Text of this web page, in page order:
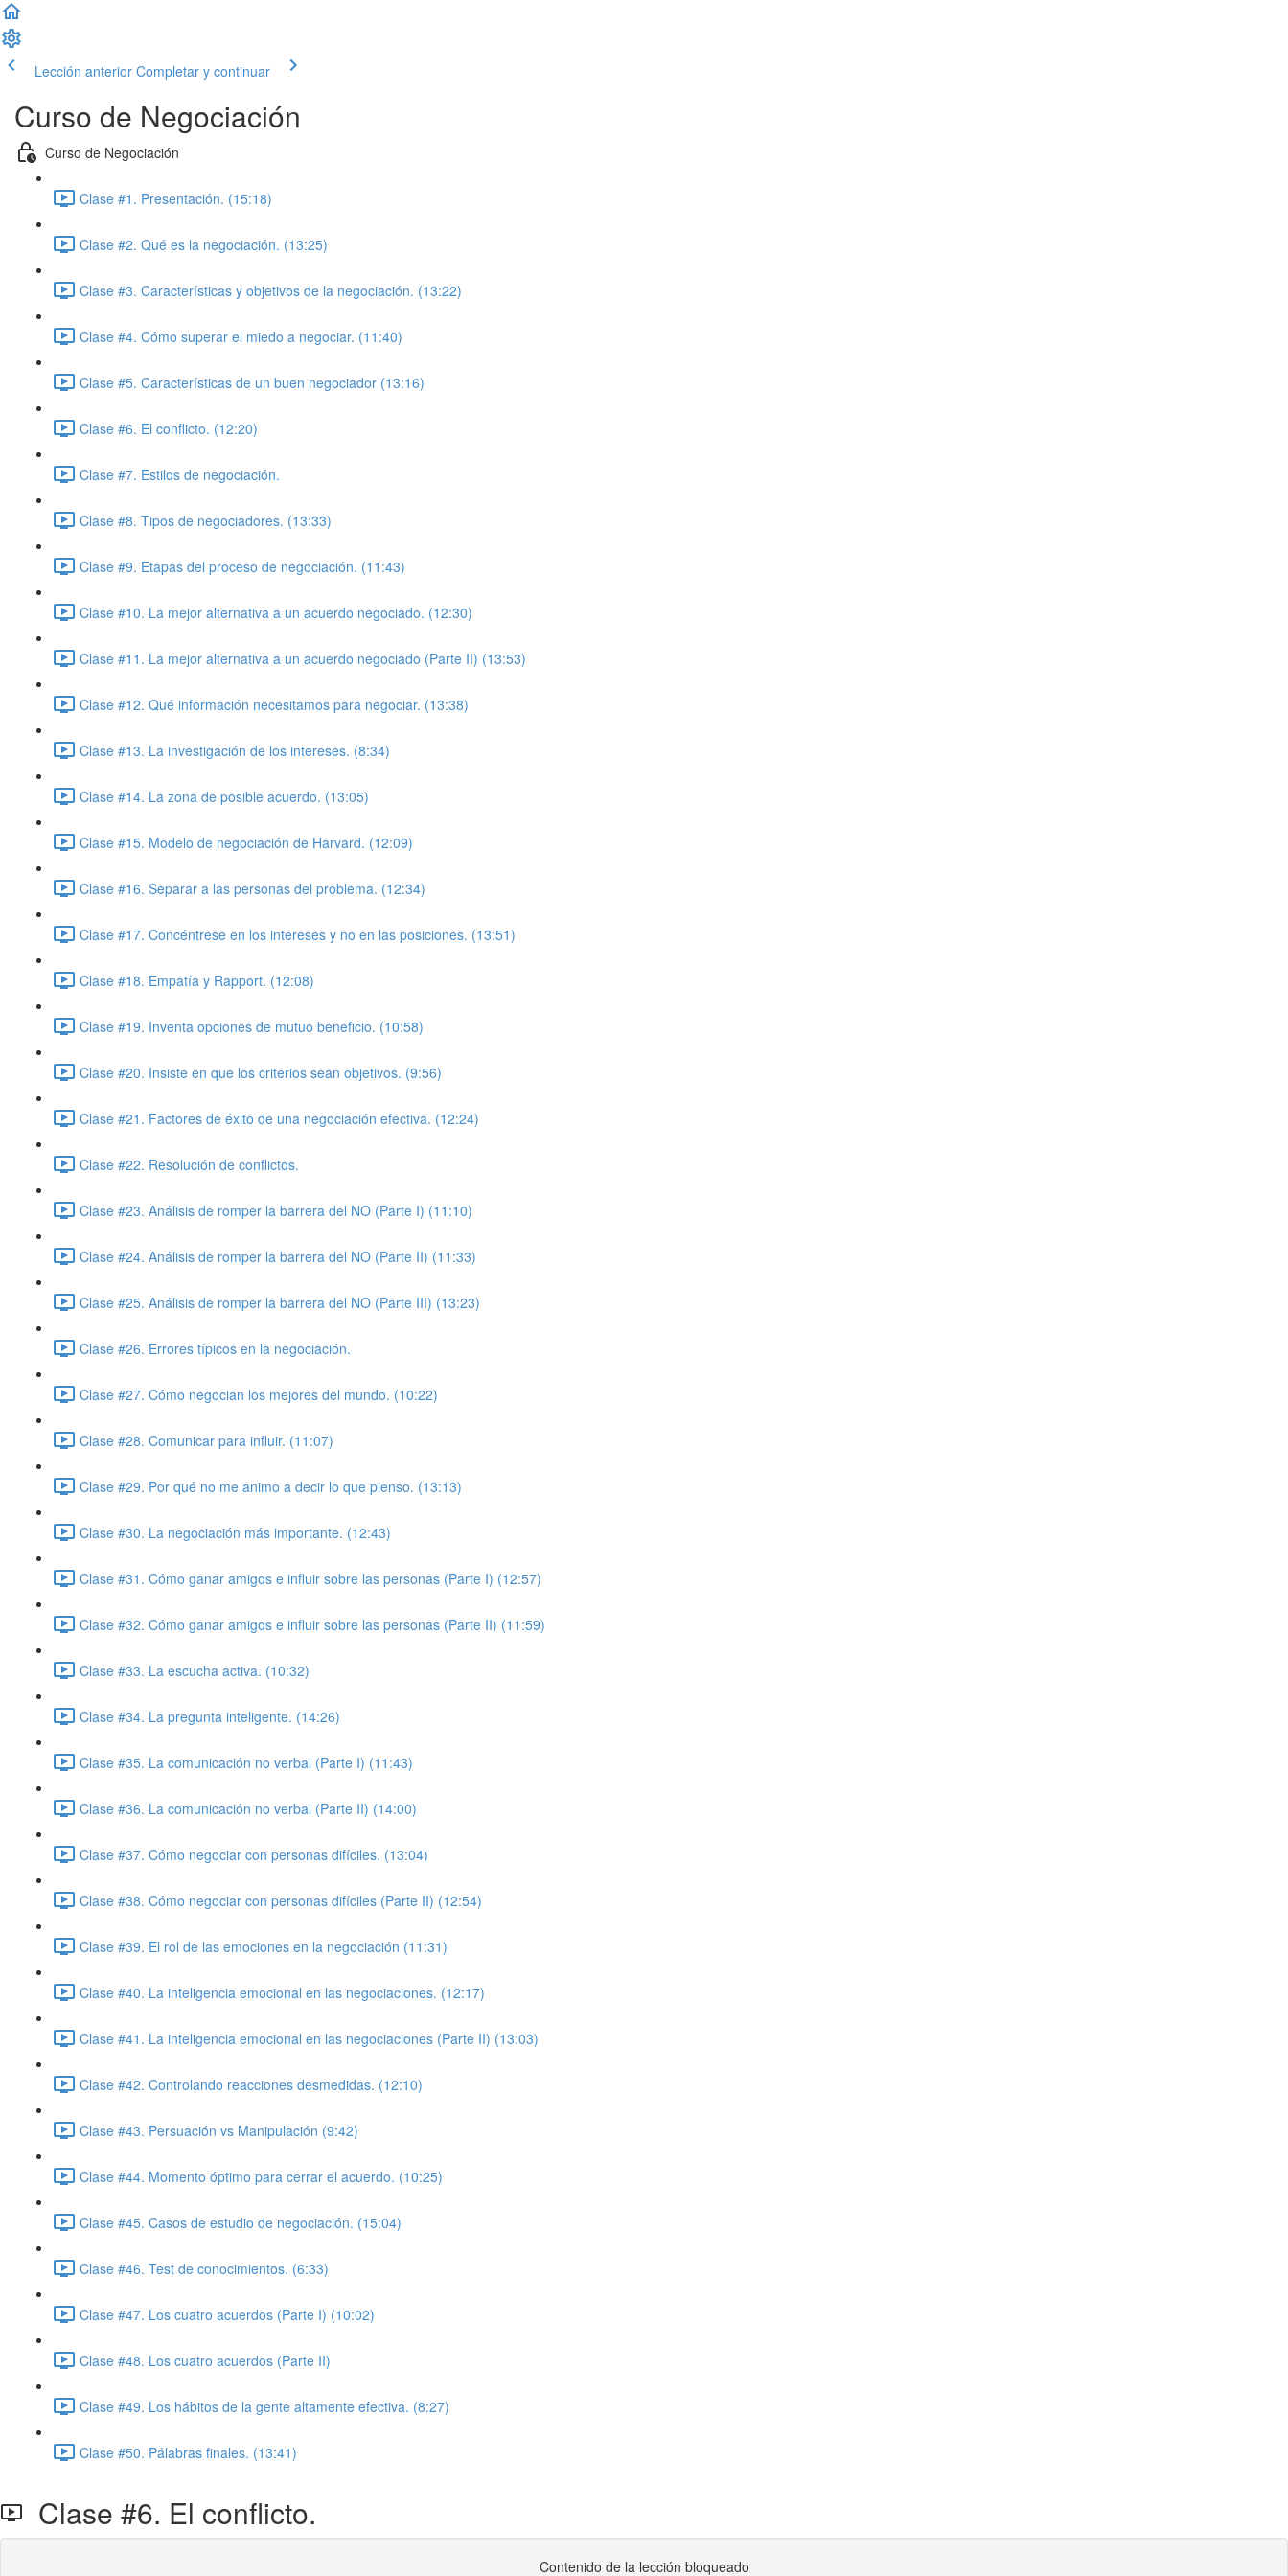
Lección anterior Completar y continuar
Curso de Negociación
Curso de Negociación
Clase #1. Presentación. (15:18)
Clase #2. Qué es la negociación. (13:25)
Clase #3. Características y objetivos de la negociación. (13:22)
Clase #4. Cómo superar el miedo a negociar. (11:40)
Clase #5. Características de un buen negociador (13:16)
Clase #6. El conflicto. (12:20)
Clase #7. Estilos de negociación.
Clase #8. Tipos de negociadores. (13:33)
Clase #9. Etapas del proceso de negociación. (11:43)
Clase #10. La mejor alternativa a un acuerdo negociado. (12:30)
Clase #11. La mejor alternativa a un acuerdo negociado (Parte II) (13:53)
Clase #12. Qué información necesitamos para negociar. (13:38)
Clase #13. La investigación de los intereses. (8:34)
Clase #14. La zona de posible acuerdo. (13:05)
Clase #15. Modelo de negociación de Harvard. (12:09)
Clase #16. Separar a las personas del problema. (12:34)
Clase #17. Concéntrese en los intereses y no en las posiciones. (13:51)
Clase #18. Empatía y Rapport. (12:08)
Clase #19. Inventa opciones de mutuo beneficio. (10:58)
Clase #20. Insiste en que los criterios sean objetivos. (9:56)
Clase #21. Factores de éxito de una negociación efectiva. (12:24)
Clase #22. Resolución de conflictos.
Clase #23. Análisis de romper la barrera del NO (Parte I) (11:10)
Clase #24. Análisis de romper la barrera del NO (Parte II) (11:33)
Clase #25. Análisis de romper la barrera del NO (Parte III) (13:23)
Clase #26. Errores típicos en la negociación.
Clase #27. Cómo negocian los mejores del mundo. (10:22)
Clase #28. Comunicar para influir. (11:07)
Clase #29. Por qué no me animo a decir lo que pienso. (13:13)
Clase #30. La negociación más importante. (12:43)
Clase #31. Cómo ganar amigos e influir sobre las personas (Parte I) (12:57)
Clase #32. Cómo ganar amigos e influir sobre las personas (Parte II) (11:59)
Clase #33. La escucha activa. (10:32)
Clase #34. La pregunta inteligente. (14:26)
Clase #35. La comunicación no verbal (Parte I) (11:43)
Clase #36. La comunicación no verbal (Parte II) (14:00)
Clase #37. Cómo negociar con personas difíciles. (13:04)
Clase #38. Cómo negociar con personas difíciles (Parte II) (12:54)
Clase #39. El rol de las emociones en la negociación (11:31)
Clase #40. La inteligencia emocional en las negociaciones. (12:17)
Clase #41. La inteligencia emocional en las negociaciones (Parte II) (13:03)
Clase #42. Controlando reacciones desmedidas. (12:10)
Clase #43. Persuación vs Manipulación (9:42)
Clase #44. Momento óptimo para cerrar el acuerdo. (10:25)
Clase #45. Casos de estudio de negociación. (15:04)
Clase #46. Test de conocimientos. (6:33)
Clase #47. Los cuatro acuerdos (Parte I) (10:02)
Clase #48. Los cuatro acuerdos (Parte II)
Clase #49. Los hábitos de la gente altamente efectiva. (8:27)
Clase #50. Pálabras finales. (13:41)
Clase #6. El conflicto.
Contenido de la lección bloqueado